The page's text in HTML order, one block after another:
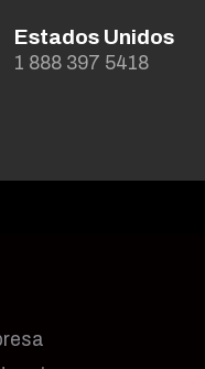
Estados Unidos
1 888 397 5418